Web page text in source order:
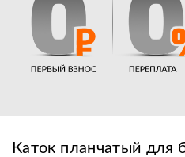
Каток планчатый для